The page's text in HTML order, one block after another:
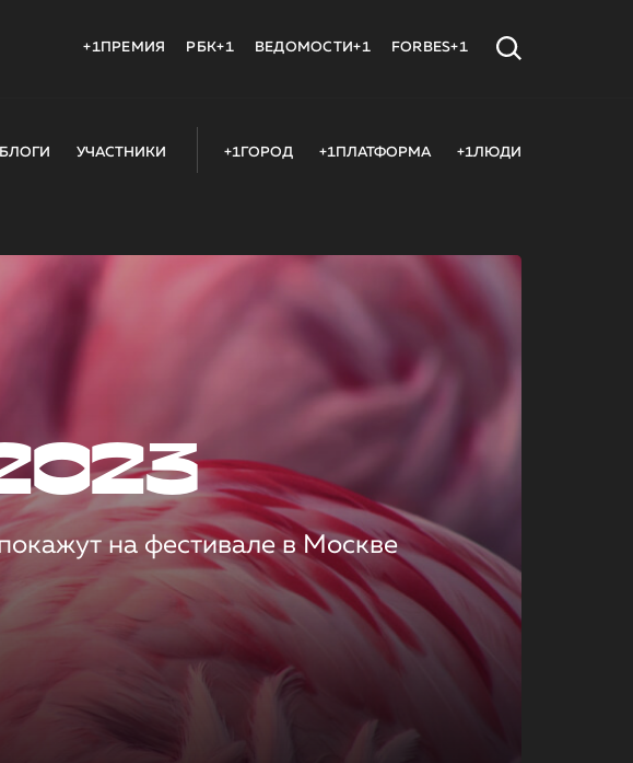
+1ПРЕМИЯ РБК+1 ВЕДОМОСТИ+1 FORBES+1
БЛОГИ УЧАСТНИКИ +1ГОРОД +1ПЛАТФОРМА +1ЛЮДИ
на фестивале в Москве